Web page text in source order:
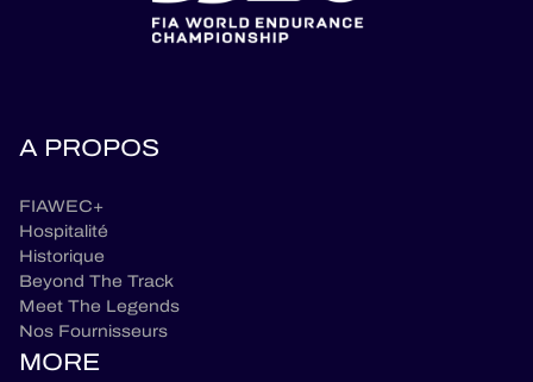
A PROPOS
FIAWEC+
Hospitalité
Historique
Beyond The Track
Meet The Legends
Nos Fournisseurs
MORE